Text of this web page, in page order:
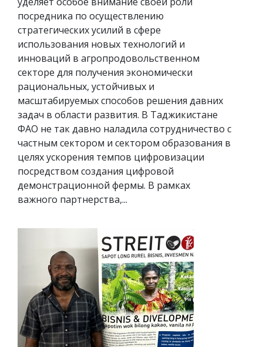
посредника по осуществлению
стратегических усилий в сфере
использования новых технологий и
инноваций в агропродовольственном
секторе для получения экономически
рациональных, устойчивых и
масштабируемых способов решения давних
задач в области развития. В Таджикистане
ФАО не так давно наладила сотрудничество с
частным сектором и сектором образования в
целях ускорения темпов цифровизации
посредством создания цифровой
демонстрационной фермы. В рамках
важного партнерства,...